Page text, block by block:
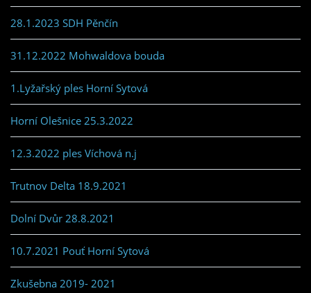
28.1.2023 SDH Pěnčín
31.12.2022 Mohwaldova bouda
1.Lyžařský ples Horní Sytová
Horní Olešnice 25.3.2022
12.3.2022 ples Víchová n.j
Trutnov Delta 18.9.2021
Dolní Dvůr 28.8.2021
10.7.2021 Pouť Horní Sytová
Zkušebna 2019- 2021